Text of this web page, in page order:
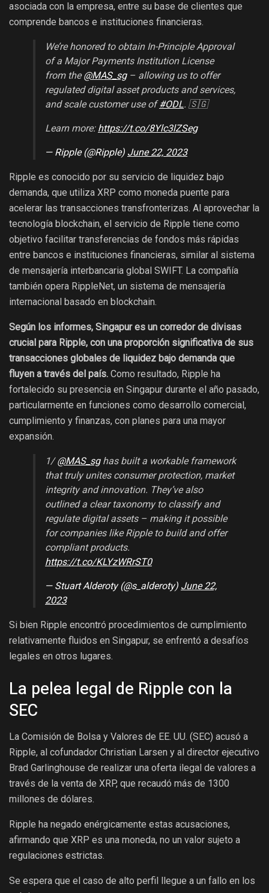
asociada con la empresa, entre su base de clientes que
comprende bancos e instituciones financieras.
We’re honored to obtain In-Principle Approval
of a Major Payments Institution License
from the@MAS_sg– allowing us to offer
regulated digital asset products and services,
and scale customer use of#ODL. 🇸🇬
Learn more:https://t.co/8Ylc3lZSeg
— Ripple (@Ripple)June 22, 2023
Ripple es conocido por su servicio de liquidez bajo
demanda, que utiliza XRP como moneda puente para
acelerar las transacciones transfronterizas. Al aprovechar la
tecnología blockchain, el servicio de Ripple tiene como
objetivo facilitar transferencias de fondos más rápidas
entre bancos e instituciones financieras, similar al sistema
de mensajería interbancaria global SWIFT. La compañía
también opera RippleNet, un sistema de mensajería
internacional basado en blockchain.
Según los informes, Singapur es un corredor de divisas
crucial para Ripple, con una proporción significativa de sus
transacciones globales de liquidez bajo demanda que
fluyen a través del país. Como resultado, Ripple ha
fortalecido su presencia en Singapur durante el año pasado,
particularmente en funciones como desarrollo comercial,
cumplimiento y finanzas, con planes para una mayor
expansión.
1/@MAS_sghas built a workable framework
that truly unites consumer protection, market
integrity and innovation. They’ve also
outlined a clear taxonomy to classify and
regulate digital assets – making it possible
for companies like Ripple to build and offer
compliant products.
https://t.co/KLYzWRrST0
— Stuart Alderoty (@s_alderoty)June 22,
2023
Si bien Ripple encontró procedimientos de cumplimiento
relativamente fluidos en Singapur, se enfrentó a desafíos
legales en otros lugares.
La pelea legal de Ripple con la
SEC
La Comisión de Bolsa y Valores de EE. UU. (SEC) acusó a
Ripple, al cofundador Christian Larsen y al director ejecutivo
Brad Garlinghouse de realizar una oferta ilegal de valores a
través de la venta de XRP, que recaudó más de 1300
millones de dólares.
Ripple ha negado enérgicamente estas acusaciones,
afirmando que XRP es una moneda, no un valor sujeto a
regulaciones estrictas.
Se espera que el caso de alto perfil llegue a un fallo en los